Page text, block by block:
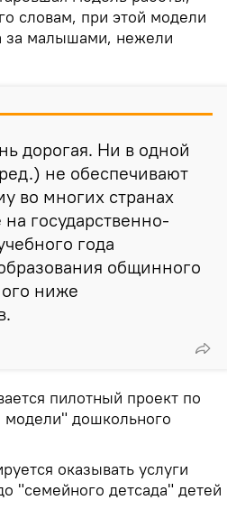
словам, при этой модели
за малышами, нежели
дорогая. Ни в одной
не обеспечивают
во многих странах
государственно-
года
общинного
ниже
пилотный проект по
дошкольного
оказывать услуги
"семейного детсада" детей